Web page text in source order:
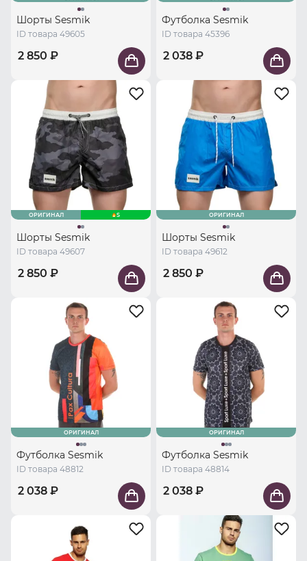
Шорты Sesmik
ID товара 49605
2 850 ₽
Футболка Sesmik
ID товара 45396
2 038 ₽
ОРИГИНАЛ S
Шорты Sesmik
ID товара 49607
2 850 ₽
ОРИГИНАЛ
Шорты Sesmik
ID товара 49612
2 850 ₽
ОРИГИНАЛ
Футболка Sesmik
ID товара 48812
2 038 ₽
ОРИГИНАЛ
Футболка Sesmik
ID товара 48814
2 038 ₽